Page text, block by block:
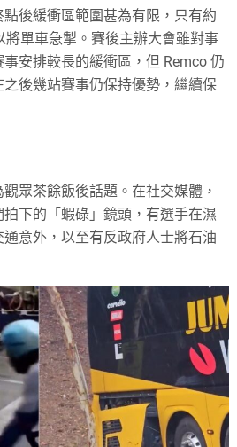
後緩衝區範圍甚為有限，只有約
將單車急掣。賽後主辦大會雖對事
安排較長的緩衝區，但 Remco 仍
後幾站賽事仍保持優勢，繼續保
眾茶餘飯後話題。在社交媒體，
下的「蝦碌」鏡頭，有選手在濕
意外，以至有反政府人士將石油